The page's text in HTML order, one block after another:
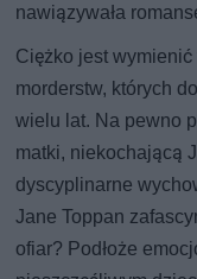
nawiązywała
Ciężko jest
morderstw, których
wielu lat. Na pewno
matki, niekochającą
dyscyplinarne
Jane Toppan
ofiar? Podłoże